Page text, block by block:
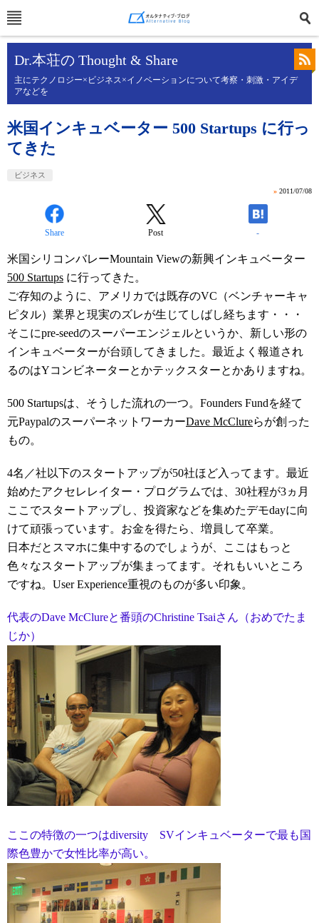
Dr.本荘の Thought & Share
主にテクノロジー×ビジネス×イノベーションについて考察・刺激・アイデ
アなどを
米国インキュベーター 500 Startups に行っ
てきた
ビジネス
» 2011/07/08
Share Post -
米国シリコンバレーMountain Viewの新興インキュベーター
500 Startups に行ってきた。
ご存知のように、アメリカでは既存のVC（ベンチャーキャ
ピタル）業界と現実のズレが生じてしばし経ちます・・・
そこにpre-seedのスーパーエンジェルというか、新しい形の
インキュベーターが台頭してきました。最近よく報道され
るのはYコンビネーターとかテックスターとかありますね。
500 Startupsは、そうした流れの一つ。Founders Fundを経て
元PaypalのスーパーネットワーカーDave McClureらが創った
もの。
4名／社以下のスタートアップが50社ほど入ってます。最近
始めたアクセレレイター・プログラムでは、30社程が3ヵ月
ここでスタートアップし、投資家などを集めたデモdayに向
けて頑張っています。お金を得たら、増員して卒業。
日本だとスマホに集中するのでしょうが、ここはもっと
色々なスタートアップが集まってます。それもいいところ
ですね。User Experience重視のものが多い印象。
代表のDave McClureと番頭のChristine Tsaiさん（おめでたま
じか）
ここの特徴の一つはdiversity SVインキュベーターで最も国
際色豊かで女性比率が高い。